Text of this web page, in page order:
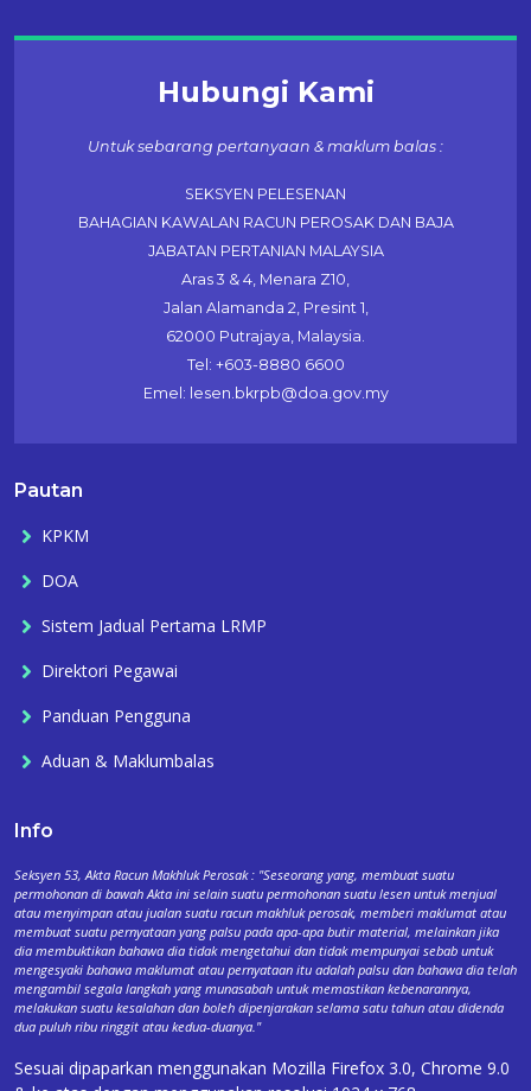
Hubungi Kami
Untuk sebarang pertanyaan & maklum balas :
SEKSYEN PELESENAN
BAHAGIAN KAWALAN RACUN PEROSAK DAN BAJA
JABATAN PERTANIAN MALAYSIA
Aras 3 & 4, Menara Z10,
Jalan Alamanda 2, Presint 1,
62000 Putrajaya, Malaysia.
Tel: +603-8880 6600
Emel: lesen.bkrpb@doa.gov.my
Pautan
KPKM
DOA
Sistem Jadual Pertama LRMP
Direktori Pegawai
Panduan Pengguna
Aduan & Maklumbalas
Info
Seksyen 53, Akta Racun Makhluk Perosak : "Seseorang yang, membuat suatu
permohonan di bawah Akta ini selain suatu permohonan suatu lesen untuk menjual
atau menyimpan atau jualan suatu racun makhluk perosak, memberi maklumat atau
membuat suatu pernyataan yang palsu pada apa-apa butir material, melainkan jika
dia membuktikan bahawa dia tidak mengetahui dan tidak mempunyai sebab untuk
mengesyaki bahawa maklumat atau pernyataan itu adalah palsu dan bahawa dia telah
mengambil segala langkah yang munasabah untuk memastikan kebenarannya,
melakukan suatu kesalahan dan boleh dipenjarakan selama satu tahun atau didenda
dua puluh ribu ringgit atau kedua-duanya."
Sesuai dipaparkan menggunakan Mozilla Firefox 3.0, Chrome 9.0